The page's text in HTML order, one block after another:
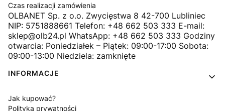
Czas realizacji zamówienia
OLBANET Sp. z o.o. Zwycięstwa 8 42-700 Lubliniec
NIP: 5751888661 Telefon: +48 662 503 333 E-mail:
sklep@olb24.pl WhatsApp: +48 662 503 333 Godziny
otwarcia: Poniedziałek – Piątek: 09:00-17:00 Sobota:
09:00-13:00 Niedziela: zamknięte
INFORMACJE
Jak kupować?
Polityka prywatności